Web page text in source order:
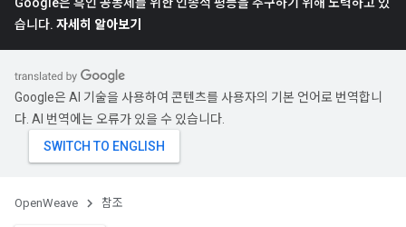
습니다. 자세히 알아보기
Google은 AI 기술을 사용하여 콘텐츠를 사용자의 기본 언어로 번역합니
다. AI 번역에는 오류가 있을 수 있습니다.
OpenWeave 참조